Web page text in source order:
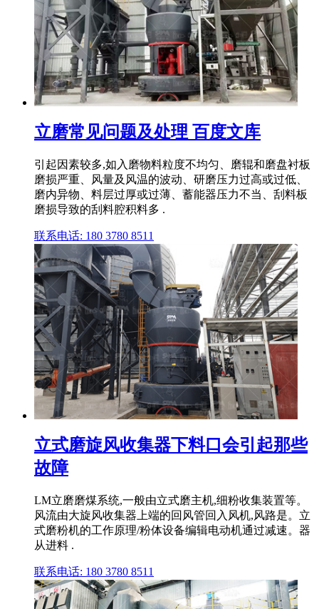
立磨常见问题及处理 百度文库
引起因素较多,如入磨物料粒度不均匀、磨辊和磨盘衬板
磨损严重、风量及风温的波动、研磨压力过高或过低、
磨内异物、料层过厚或过薄、蓄能器压力不当、刮料板
磨损导致的刮料腔积料多 .
联系电话: 180 3780 8511
立式磨旋风收集器下料口会引起那些
故障
LM立磨磨煤系统,一般由立式磨主机,细粉收集装置等。
风流由大旋风收集器上端的回风管回入风机,风路是。立
式磨粉机的工作原理/粉体设备编辑电动机通过减速。器
从进料 .
联系电话: 180 3780 8511